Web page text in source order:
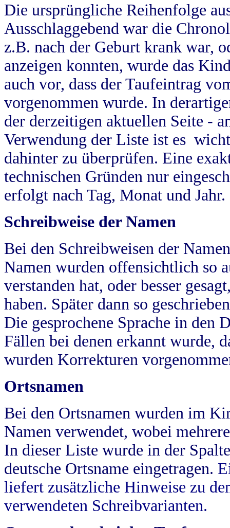
Die ursprüngliche Reihenfolge
Ausschlaggebend war die
z.B. nach der Geburt krank war,
anzeigen konnten, wurde das
auch vor, dass der Taufeintrag
vorgenommen wurde. In
der derzeitigen aktuellen Seite -
Verwendung der Liste ist es
dahinter zu überprüfen. Eine
technischen Gründen nur
erfolgt nach Tag, Monat und Jahr.
Schreibweise der Namen
Bei den Schreibweisen der
Namen wurden offensichtlich so
verstanden hat, oder besser
haben. Später dann so
Die gesprochene Sprache in
Fällen bei denen erkannt wurde,
wurden Korrekturen
Ortsnamen
Bei den Ortsnamen wurden im
Namen verwendet, wobei
In dieser Liste wurde in der
deutsche Ortsname eingetragen.
liefert zusätzliche Hinweise zu
verwendeten Schreibvarianten.